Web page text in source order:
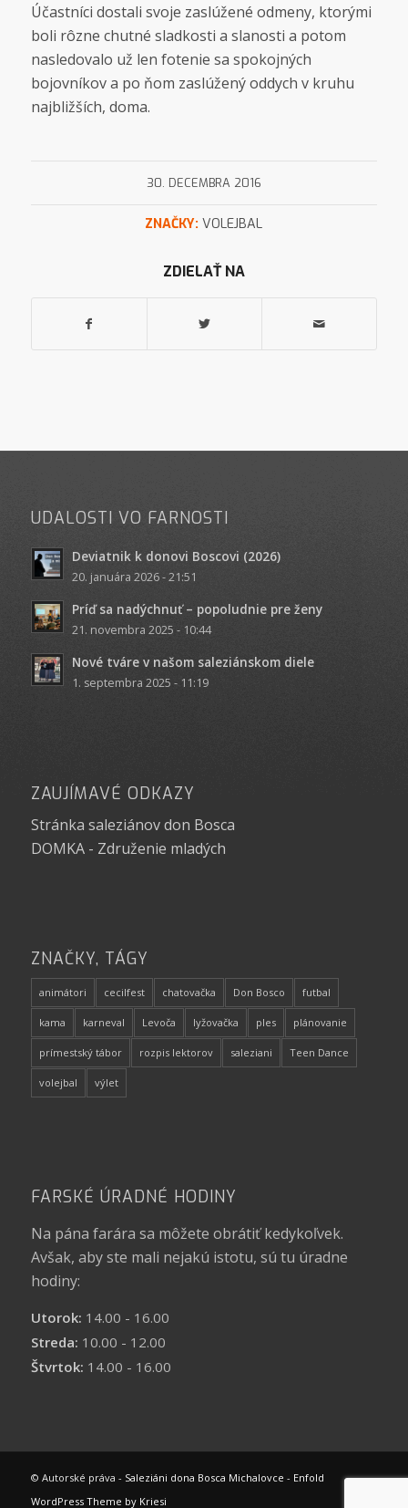
Účastníci dostali svoje zaslúžené odmeny, ktorými
boli rôzne chutné sladkosti a slanosti a potom
nasledovalo už len fotenie sa spokojných
bojovníkov a po ňom zaslúžený oddych v kruhu
najbližších, doma.
30. DECEMBRA 2016
ZNAČKY: VOLEJBAL
ZDIELAŤ NA
UDALOSTI VO FARNOSTI
Deviatnik k donovi Boscovi (2026)
20. januára 2026 - 21:51
Príď sa nadýchnuť – popoludnie pre ženy
21. novembra 2025 - 10:44
Nové tváre v našom saleziánskom diele
1. septembra 2025 - 11:19
ZAUJÍMAVÉ ODKAZY
Stránka saleziánov don Bosca
DOMKA - Združenie mladých
ZNAČKY, TÁGY
animátori cecilfest chatovačka Don Bosco futbal
kama karneval Levoča lyžovačka ples plánovanie
prímestský tábor rozpis lektorov saleziani Teen Dance
volejbal výlet
FARSKÉ ÚRADNÉ HODINY
Na pána farára sa môžete obrátiť kedykoľvek.
Avšak, aby ste mali nejakú istotu, sú tu úradne
hodiny:
Utorok: 14.00 - 16.00
Streda: 10.00 - 12.00
Štvrtok: 14.00 - 16.00
© Autorské práva - Saleziáni dona Bosca Michalovce - Enfold
WordPress Theme by Kriesi